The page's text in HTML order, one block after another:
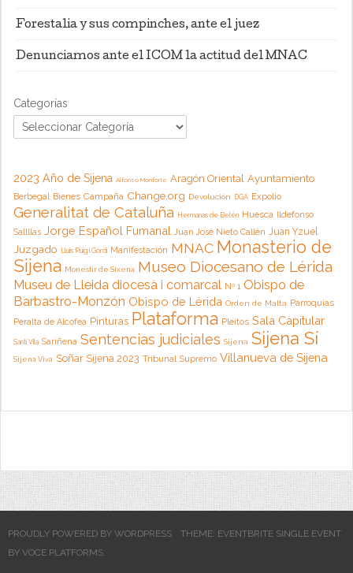
Forestalia y sus compinches, ante el juez
Denunciamos ante el ICOM la actitud del MNAC
Categorías
2023 Año de Sijena Alfonso Monforte Aragón Oriental Ayuntamiento
Berbegal Bienes Campaña Change.org Devolución DGA Expolio
Generalitat de Cataluña Hermanas de Belén Huesca Ildefonso
Sallllas Jorge Español Fumanal Juan José Nieto Callén Juan Yzuel
Juzgado Lluis Puig i Gordi Manifestación MNAC Monasterio de
Sijena Monestir de Sixena Museo Diocesano de Lérida
Museu de Lleida diocesà i comarcal Nº 1 Obispo de
Barbastro-Monzón Obispo de Lérida Orden de Malta Parroquias
Peralta de Alcofea Pinturas Plataforma Pleitos Sala Capitular
Santi Vila Sariñena Sentencias judiciales Sijena Sijena Sí
Sijena Viva Soñar Sijena 2023 Tribunal Supremo Villanueva de Sijena
PROUDLY POWERED BY WORDPRESS
THEME: EVENTBRITE SINGLE EVENT
BY VOCE PLATFORMS.